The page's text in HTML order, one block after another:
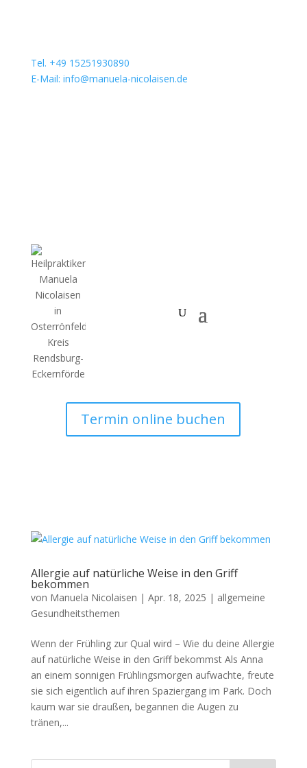
Tel. +49 15251930890
E-Mail: info@manuela-nicolaisen.de
Termin online buchen
Allergie auf natürliche Weise in den Griff
bekommen
von Manuela Nicolaisen | Apr. 18, 2025 | allgemeine
Gesundheitsthemen
Wenn der Frühling zur Qual wird – Wie du deine Allergie
auf natürliche Weise in den Griff bekommst Als Anna
an einem sonnigen Frühlingsmorgen aufwachte, freute
sie sich eigentlich auf ihren Spaziergang im Park. Doch
kaum war sie draußen, begannen die Augen zu
tränen,...